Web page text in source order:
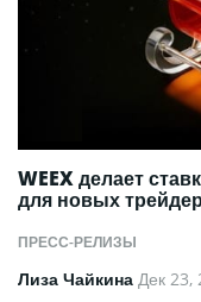
ПРЕСС-РЕЛИЗЫ
WEEX делает
для новых
Лиза Чайкина Дек 23,